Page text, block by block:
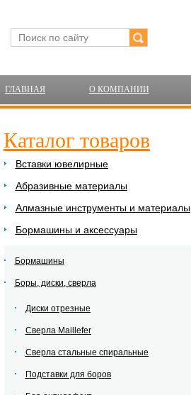
ГЛАВНАЯ О КОМПАНИИ
Каталог товаров
Вставки ювелирные
Абразивные материалы
Алмазные инструменты и материалы
Бормашины и аксессуары
Бормашины
Боры, диски, сверла
Диски отрезные
Сверла Maillefer
Сверла стальные спиральные
Подставки для боров